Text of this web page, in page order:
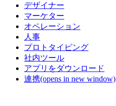
デザイナー
マーケター
オペレーション
人事
プロトタイピング
社内ツール
アプリをダウンロード
連携(opens in new window)